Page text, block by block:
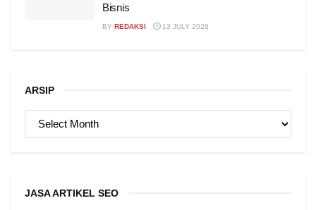
Bisnis
BY REDAKSI 13 JULY 2026
ARSIP
ARSIP
JASA ARTIKEL SEO